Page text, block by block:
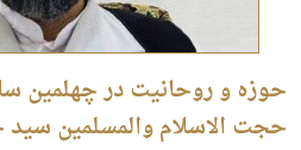
حجت الاسلام والمسلمین